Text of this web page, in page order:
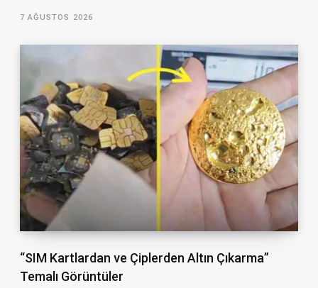
7 AĞUSTOS 2026
“SIM Kartlardan ve Çiplerden Altın Çıkarma”
Temalı Görüntüler